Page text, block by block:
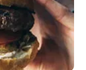
kalmayı